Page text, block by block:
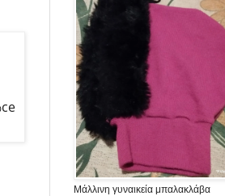
Μάλλινη γυναικεία μπαλακλάβα